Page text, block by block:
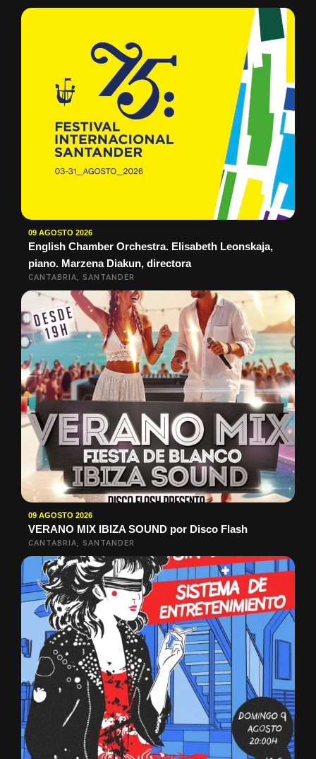
09 AGOSTO 2026
English Chamber Orchestra. Elisabeth Leonskaja,
piano. Marzena Diakun, directora
CANTABRIA, SANTANDER
09 AGOSTO 2026
VERANO MIX IBIZA SOUND por Disco Flash
CANTABRIA, SANTANDER